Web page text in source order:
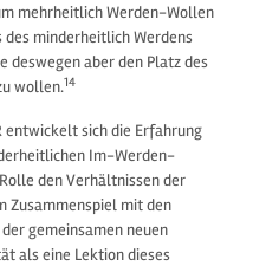
mehrheitlich Werden-Wollen
minderheitlich Werdens
deswegen aber den Platz des
wollen.14
entwickelt sich die Erfahrung
Im-Werden-
den Verhältnissen der
Zusammenspiel mit den
gemeinsamen neuen
als eine Lektion dieses